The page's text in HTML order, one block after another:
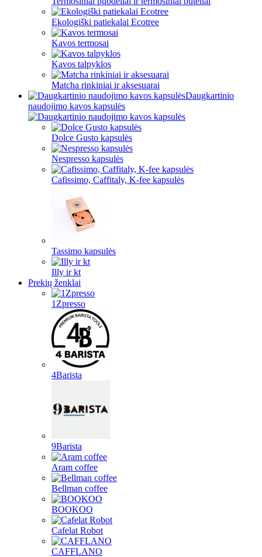
Ekologiški patiekalai Ecotree
Kavos termosai
Kavos talpyklos
Matcha rinkiniai ir aksesuarai
Daugkartinio
naudojimo kavos kapsulės
Dolce Gusto kapsulės
Nespresso kapsulės
Cafissimo, Caffitaly, K-fee kapsulės
Tassimo kapsulės
Illy ir kt
Prekių ženklai
1Zpresso
4Barista
9Barista
Aram coffee
Bellman coffee
BOOKOO
Cafelat Robot
CAFFLANO